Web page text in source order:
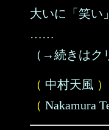
大いに「笑い
……
（→続きはク
（ 中村天風 ）
（ Nakamura